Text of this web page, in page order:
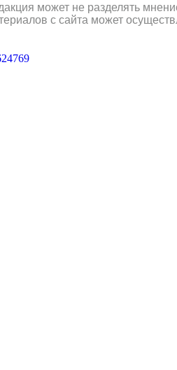
может не разделять
с сайта может